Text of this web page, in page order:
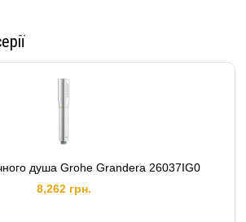
душа Grohe Grandera 26037IG0
8,262 грн.